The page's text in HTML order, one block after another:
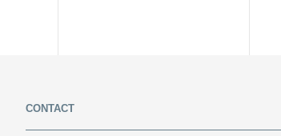
CONTACT